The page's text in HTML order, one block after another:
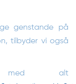
genstande på
tilbyder vi også
alt